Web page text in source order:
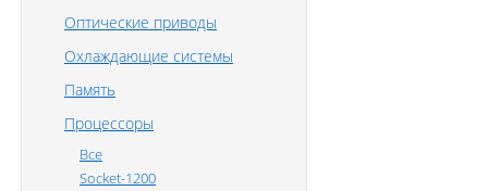
Оптические приводы
Охлаждающие системы
Память
Процессоры
Все
Socket-1200